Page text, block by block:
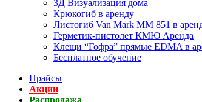
3Д Визуализация дома
Крюкогиб в аренду
Листогиб Van Mark MM 851 в
Герметик-пистолет КМЮ Аренда
Клещи “Гофра” прямые EDMA в
Бесплатное обучение
Прайсы
Акции
Распродажа